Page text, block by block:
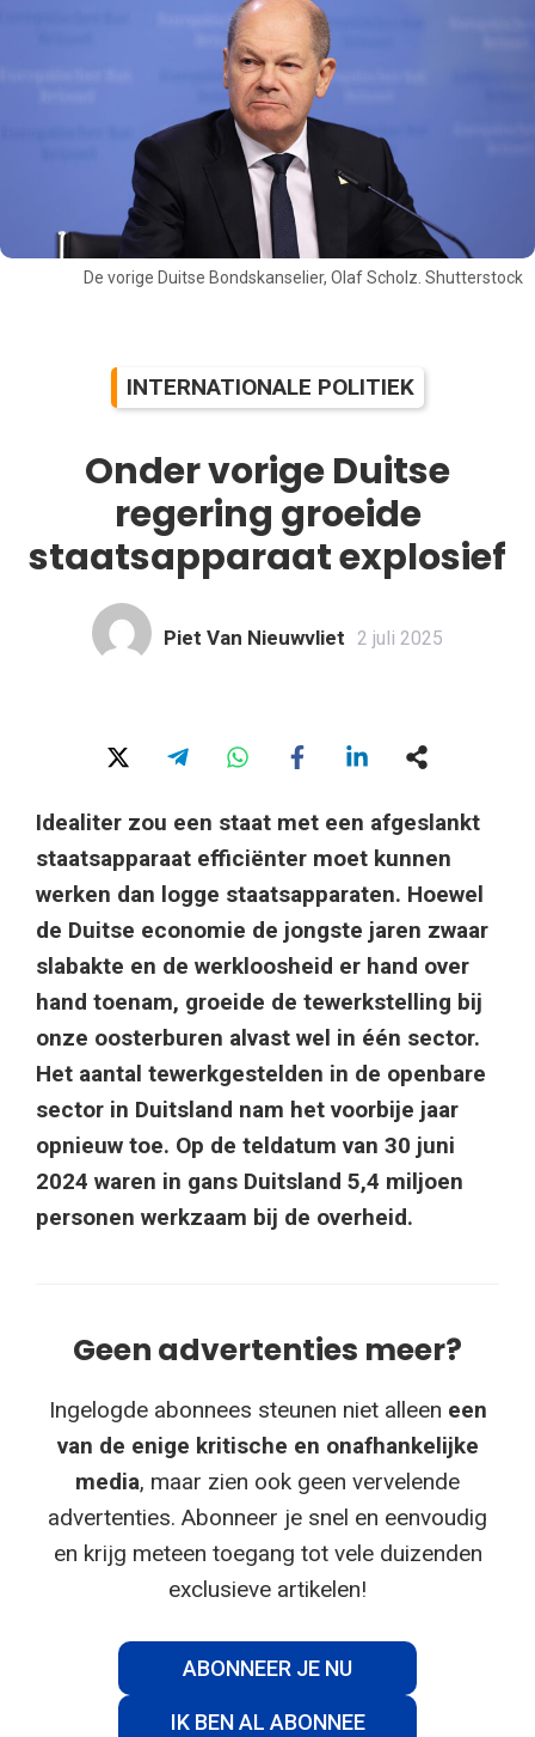
De vorige Duitse Bondskanselier, Olaf Scholz. Shutterstock
INTERNATIONALE POLITIEK
Onder vorige Duitse
regering groeide
staatsapparaat explosief
Piet Van Nieuwvliet 2 juli 2025
Idealiter zou een staat met een afgeslankt
staatsapparaat efficiënter moet kunnen
werken dan logge staatsapparaten. Hoewel
de Duitse economie de jongste jaren zwaar
slabakte en de werkloosheid er hand over
hand toenam, groeide de tewerkstelling bij
onze oosterburen alvast wel in één sector.
Het aantal tewerkgestelden in de openbare
sector in Duitsland nam het voorbije jaar
opnieuw toe. Op de teldatum van 30 juni
2024 waren in gans Duitsland 5,4 miljoen
personen werkzaam bij de overheid.
Geen advertenties meer?
Ingelogde abonnees steunen niet alleen een
van de enige kritische en onafhankelijke
media, maar zien ook geen vervelende
advertenties. Abonneer je snel en eenvoudig
en krijg meteen toegang tot vele duizenden
exclusieve artikelen!
ABONNEER JE NU
IK BEN AL ABONNEE